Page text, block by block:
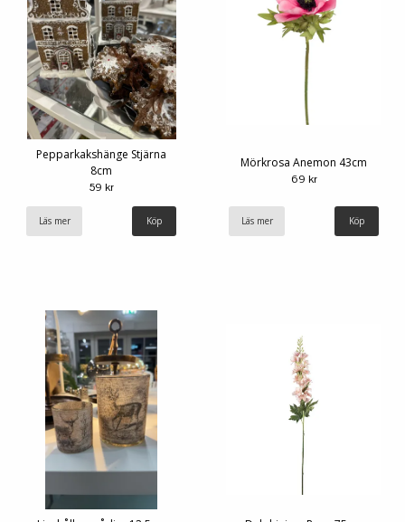
Pepparkakshänge Stjärna
8cm
59 kr
Läs mer
Mörkrosa Anemon 43cm
69 kr
Läs mer